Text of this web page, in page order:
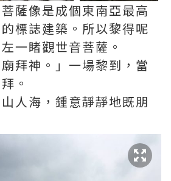
薩像是成個東南亞最高
標誌建築。所以黎得呢
一睹觀世音菩薩。
廟拜神。」一場黎到，當
。
人海，鍾意靜靜地既朋